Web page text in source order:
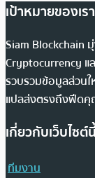
เป้าหมายของเรา
Siam Blockchain
Cryptocurrency แ
รวบรวมข้อมูลส่วนใ
แปลส่งตรงถึงฟีด
เกี่ยวกับเว็บไซต์นี้
ทีมงาน